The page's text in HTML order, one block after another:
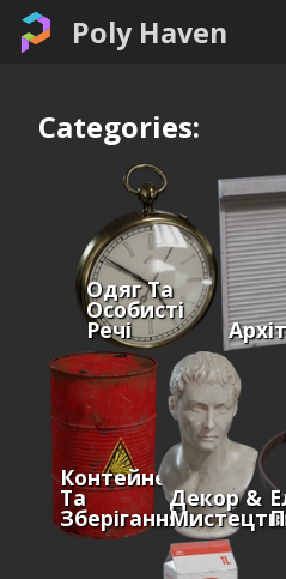
Poly Haven
Categories:
Одяг Та
Особисті
Речі
Контейнери
Та
Зберігання
Декор &